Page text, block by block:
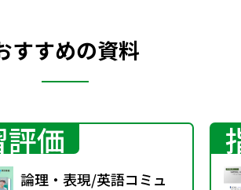
すすめの資料
価
論理・表現/英語コミュ